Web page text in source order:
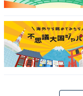
・プレスリリース